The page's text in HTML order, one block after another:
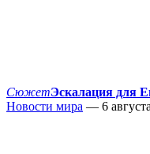
СюжетЭскалация для
Новости мира — 6